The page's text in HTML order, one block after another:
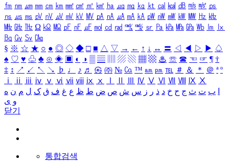
㎙ ㎚ ㎛ ㎜ ㎝ ㎞ ㎟ ㎠ ㎡ ㎢ ㏊ ㎍ ㎎ ㎏ ㏏ ㎈ ㎉ ㏈ ㎧ ㎨ ㎰
㎱ ㎲ ㎳ ㎴ ㎵ ㎶ ㎷ ㎸ ㎹ ㎀ ㎁ ㎂ ㎃ ㎄ ㎺ ㎻ ㎽ ㎾ ㎿ ㎐ ㎑
㎒ ㎓ ㎔ Ω ㏀ ㏁ ㎊ ㎋ ㎌ ㏖ ㏅ ㎭ ㎮ ㎯ ㏛ ㎩ ㎪ ㎫ ㎬ ㏝ ㏐
㏓
㏃ ㏉ ㏜ ㏆
§ ※ ☆ ★ ○ ● ◎ ◇ ◆ □ ■ △ ▽ → ← ↑ ↓ ↔ 〓 ◁ ◀ ▷ ▶ ♤
♠ ♡ ♥ ♧ ♣ ⊙ ◈ ▣ ◐ ◑ ▒ ▤ ▨ ▧ ▦ ▩ ♨ ☏ ☎ ☜ ☞ ¶ †
‡ ↕ ↗ ↙ ↖ ↘ ♭ ♩ ♪ ♬ ㉿ ㈜ № ㏇ ™ ㏂ ㏘ ℡ ＃ ＆ ＊ ＠ ª º
ⅰ
ⅱ ⅲ ⅳ ⅴ ⅵ ⅶ ⅷ ⅸ ⅹ Ⅳ Ⅴ Ⅵ Ⅶ Ⅷ Ⅸ Ⅹ
ب ت ث ج ح خ د ذ ر ز س ش ص ض ط ظ ع غ ف ق ک ل م ن ه
و ی
닫기
통합검색